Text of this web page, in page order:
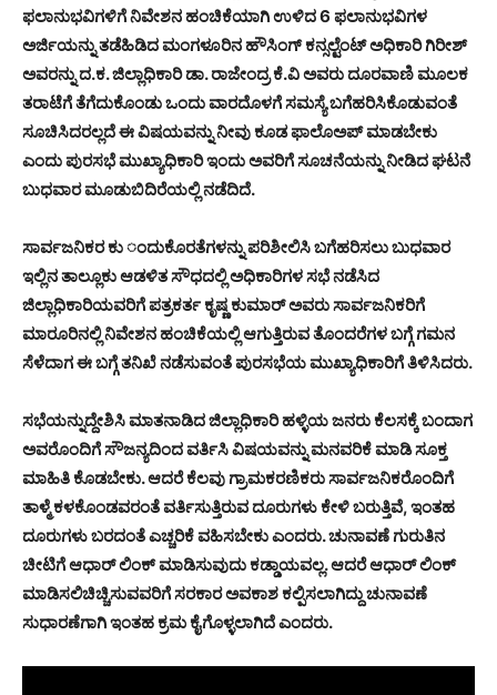
ಫಲಾನುಭವಿಗಳಿಗೆ ನಿವೇಶನ ಹಂಚಿಕೆಯಾಗಿ ಉಳಿದ 6 ಫಲಾನುಭವಿಗಳ
ಅರ್ಜಿಯನ್ನು ತಡೆಹಿಡಿದ ಮಂಗಳೂರಿನ ಹೌಸಿಂಗ್ ಕನ್ಸಲ್ಟೆಂಟ್ ಅಧಿಕಾರಿ ಗಿರೀಶ್
ಅವರನ್ನು ದ.ಕ. ಜಿಲ್ಲಾಧಿಕಾರಿ ಡಾ. ರಾಜೇಂದ್ರ ಕೆ.ವಿ ಅವರು ದೂರವಾಣಿ ಮೂಲಕ
ತರಾಟೆಗೆ ತೆಗೆದುಕೊಂಡು ಒಂದು ವಾರದೊಳಗೆ ಸಮಸ್ಯೆ ಬಗೆಹರಿಸಿಕೊಡುವಂತೆ
ಸೂಚಿಸಿದರಲ್ಲದೆ ಈ ವಿಷಯವನ್ನು ನೀವು ಕೂಡ ಫಾಲೊಅಪ್ ಮಾಡಬೇಕು
ಎಂದು ಪುರಸಭೆ ಮುಖ್ಯಾಧಿಕಾರಿ ಇಂದು ಅವರಿಗೆ ಸೂಚನೆಯನ್ನು ನೀಡಿದ ಘಟನೆ
ಬುಧವಾರ ಮೂಡುಬಿದಿರೆಯಲ್ಲಿ ನಡೆದಿದೆ.
ಸಾರ್ವಜನಿಕರ ಕು ಂದುಕೊರತೆಗಳನ್ನು ಪರಿಶೀಲಿಸಿ ಬಗೆಹರಿಸಲು ಬುಧವಾರ
ಇಲ್ಲಿನ ತಾಲ್ಲೂಕು ಆಡಳಿತ ಸೌಧದಲ್ಲಿ ಅಧಿಕಾರಿಗಳ ಸಭೆ ನಡೆಸಿದ
ಜಿಲ್ಲಾಧಿಕಾರಿಯವರಿಗೆ ಪತ್ರಕರ್ತ ಕೃಷ್ಣ ಕುಮಾರ್ ಅವರು ಸಾರ್ವಜನಿಕರಿಗೆ
ಮಾರೂರಿನಲ್ಲಿ ನಿವೇಶನ ಹಂಚಿಕೆಯಲ್ಲಿ ಆಗುತ್ತಿರುವ ತೊಂದರೆಗಳ ಬಗ್ಗೆ ಗಮನ
ಸೆಳೆದಾಗ ಈ ಬಗ್ಗೆ ತನಿಖೆ ನಡೆಸುವಂತೆ ಪುರಸಭೆಯ ಮುಖ್ಯಾಧಿಕಾರಿಗೆ ತಿಳಿಸಿದರು.
ಸಭೆಯನ್ನುದ್ದೇಶಿಸಿ ಮಾತನಾಡಿದ ಜಿಲ್ಲಾಧಿಕಾರಿ ಹಳ್ಳಿಯ ಜನರು ಕೆಲಸಕ್ಕೆ ಬಂದಾಗ
ಅವರೊಂದಿಗೆ ಸೌಜನ್ಯದಿಂದ ವರ್ತಿಸಿ ವಿಷಯವನ್ನು ಮನವರಿಕೆ ಮಾಡಿ ಸೂಕ್ತ
ಮಾಹಿತಿ ಕೊಡಬೇಕು. ಆದರೆ ಕೆಲವು ಗ್ರಾಮಕರಣಿಕರು ಸಾರ್ವಜನಿಕರೊಂದಿಗೆ
ತಾಳ್ಮೆ ಕಳಕೊಂಡವರಂತೆ ವರ್ತಿಸುತ್ತಿರುವ ದೂರುಗಳು ಕೇಳಿ ಬರುತ್ತಿವೆ, ಇಂತಹ
ದೂರುಗಳು ಬರದಂತೆ ಎಚ್ಚರಿಕೆ ವಹಿಸಬೇಕು ಎಂದರು. ಚುನಾವಣೆ ಗುರುತಿನ
ಚೀಟಿಗೆ ಆಧಾರ್ ಲಿಂಕ್ ಮಾಡಿಸುವುದು ಕಡ್ಡಾಯವಲ್ಲ. ಆದರೆ ಆಧಾರ್ ಲಿಂಕ್
ಮಾಡಿಸಲಿಚಿಚ್ಚಿಸುವವರಿಗೆ ಸರಕಾರ ಅವಕಾಶ ಕಲ್ಪಿಸಲಾಗಿದ್ದು ಚುನಾವಣೆ
ಸುಧಾರಣೆಗಾಗಿ ಇಂತಹ ಕ್ರಮ ಕೈಗೊಳ್ಳಲಾಗಿದೆ ಎಂದರು.